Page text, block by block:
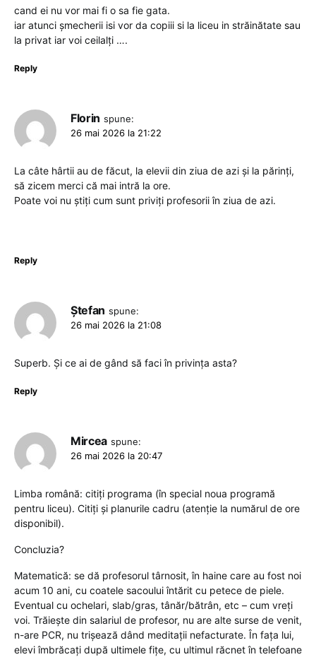
cand ei nu vor mai fi o sa fie gata.
iar atunci șmecherii isi vor da copiii si la liceu in străinătate sau
la privat iar voi ceilalți ….
Reply
Florin spune:
26 mai 2026 la 21:22
La câte hârtii au de făcut, la elevii din ziua de azi și la părinți,
să zicem merci că mai intră la ore.
Poate voi nu știți cum sunt priviți profesorii în ziua de azi.
Reply
Ștefan spune:
26 mai 2026 la 21:08
Superb. Și ce ai de gând să faci în privința asta?
Reply
Mircea spune:
26 mai 2026 la 20:47
Limba română: citiți programa (în special noua programă
pentru liceu). Citiți și planurile cadru (atenție la numărul de ore
disponibil).
Concluzia?
Matematică: se dă profesorul târnosit, în haine care au fost noi
acum 10 ani, cu coatele sacoului întărit cu petece de piele.
Eventual cu ochelari, slab/gras, tânăr/bătrân, etc – cum vreți
voi. Trăiește din salariul de profesor, nu are alte surse de venit,
n-are PCR, nu trișează dând meditații nefacturate. În fața lui,
elevi îmbrăcați după ultimele fițe, cu ultimul răcnet în telefoane